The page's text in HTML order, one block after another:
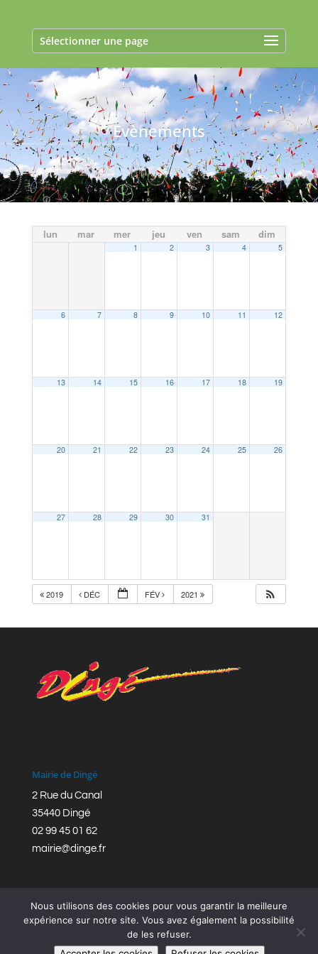
Sélectionner une page
Evènements
lun mar mer jeu ven sam dim
1 2 3 4 5
6 7 8 9 10 11 12
13 14 15 16 17 18 19
20 21 22 23 24 25 26
27 28 29 30 31
2019 DÉC FÉV 2021
Mairie de Dingé
2 Rue du Canal
35440 Dingé
02 99 45 01 62
mairie@dinge.fr
Réalisation © Mairie de Dingé,Bretagne Romantique
Nous utilisons des cookies pour vous garantir la meilleure
expérience sur notre site. Vous avez également la possibilité
de les refuser.